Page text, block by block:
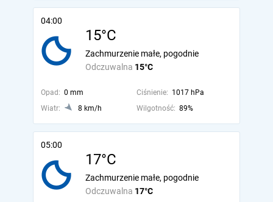
04:00
15°C
Odczuwalna 15°C
Zachmurzenie małe, pogodnie
Opad: 0 mm Ciśnienie: 1017 hPa
Wiatr:
8 km/h Wilgotność: 89%
05:00
17°C
Odczuwalna 17°C
Zachmurzenie małe, pogodnie